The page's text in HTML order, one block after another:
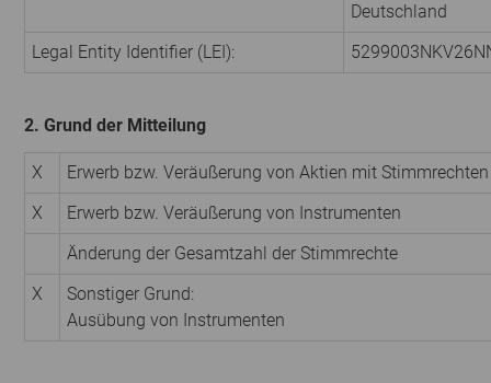
Deutschland
Legal Entity Identifier (LEI):
2. Grund der Mitteilung
X
Erwerb bzw. Veräußerung von Aktien mit Stimmrechten
X
Erwerb bzw. Veräußerung von Instrumenten
Änderung der Gesamtzahl der Stimmrechte
X
Sonstiger Grund:
Ausübung von Instrumenten